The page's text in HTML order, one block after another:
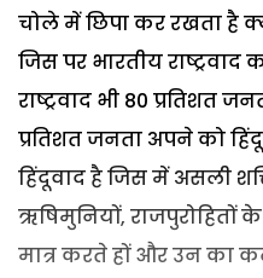
चोले में छिपा कर रखता है
जिस पर भारतीय
राष्ट्रवाद भी 80 प्रतिशत
प्रतिशत जनता अपने को
हिंदूवाद है जिस में असली
ऋषिमुनियों, राजपुरोहितों
मात्र करते हों और उन का